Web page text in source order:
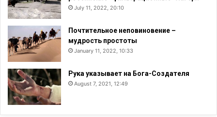
July 11, 2022, 20:10
Почтительное неповиновение –
мудрость простоты
January 11, 2022, 10:33
Рука указывает на Бога-Создателя
August 7, 2021, 12:49